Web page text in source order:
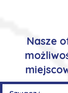
Nasze